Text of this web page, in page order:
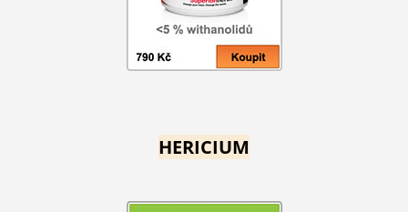
HERICIUM